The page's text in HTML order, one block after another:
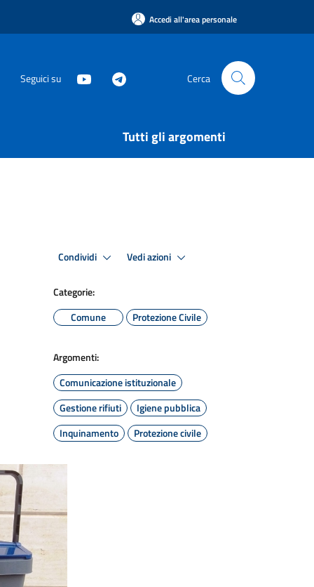
Accedi all'area personale
Seguici su Cerca
Tutti gli argomenti
Condividi Vedi azioni
Categorie:
Comune
Protezione Civile
Argomenti:
Comunicazione istituzionale
Gestione rifiuti
Igiene pubblica
Inquinamento
Protezione civile